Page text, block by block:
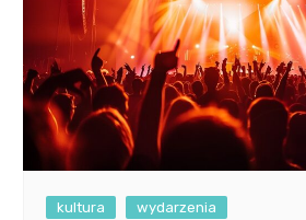
kultura wydarzenia